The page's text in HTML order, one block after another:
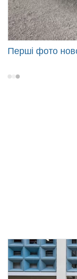
Перші фото
2023-